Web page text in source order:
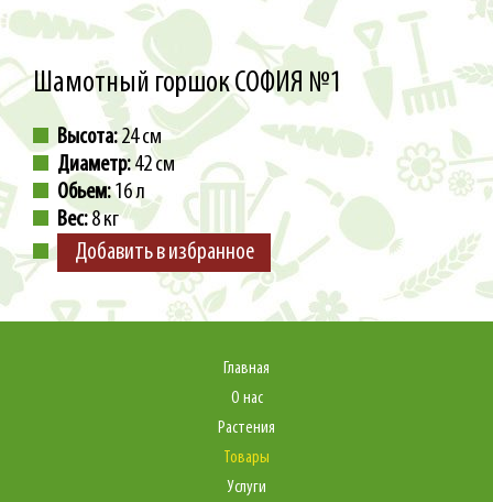
Шамотный горшок СОФИЯ №1
Высота:24 см
Диаметр:42 см
Обьем:16 л
Вес:8 кг
Добавить в избранное
Главная
О нас
Растения
Товары
Услуги